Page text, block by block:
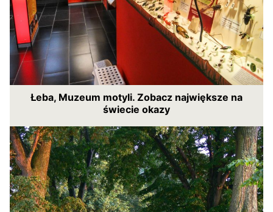
Łeba, Muzeum motyli. Zobacz największe na
świecie okazy